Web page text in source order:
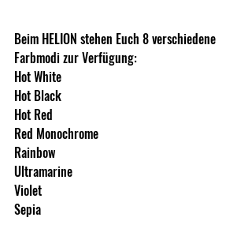
Beim HELION stehen Euch 8 verschiedene
Farbmodi zur Verfügung:
Hot White
Hot Black
Hot Red
Red Monochrome
Rainbow
Ultramarine
Violet
Sepia